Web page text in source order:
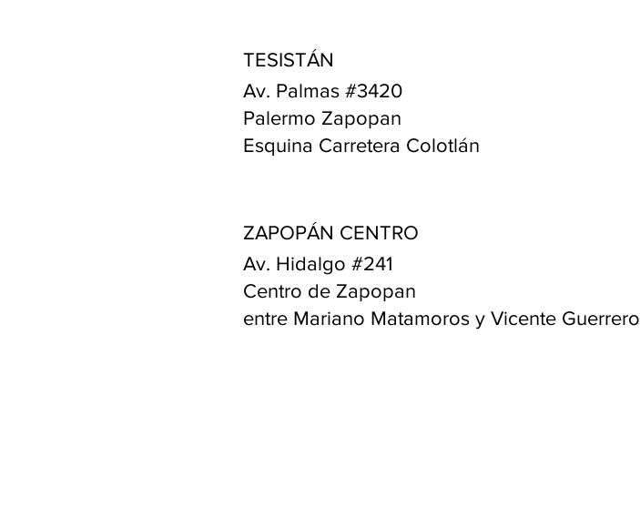
TESISTÁN
Av. Palmas #3420
Palermo Zapopan
Esquina Carretera Colotlán
ZAPOPÁN CENTRO
Av. Hidalgo #241
Centro de Zapopan
entre Mariano Matamoros y Vicente Guerrero